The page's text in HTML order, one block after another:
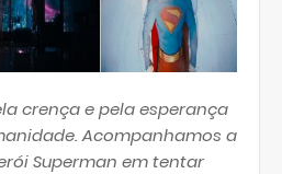
crença e pela esperança
Acompanhamos a
Superman em tentar